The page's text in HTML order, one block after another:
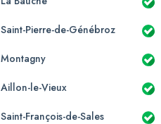
Saint-Pierre-de-Génébroz
Montagny
Aillon-le-Vieux
Saint-François-de-Sales